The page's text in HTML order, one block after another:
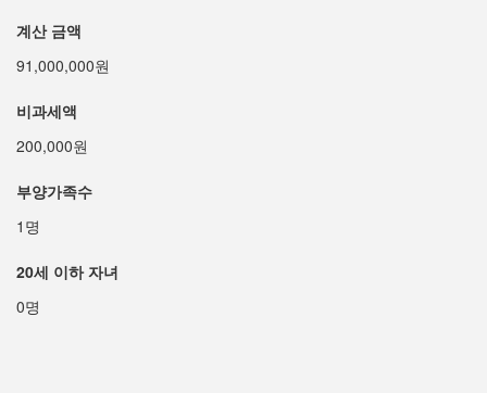
계산 금액
91,000,000원
비과세액
200,000원
부양가족수
1명
20세 이하 자녀
0명